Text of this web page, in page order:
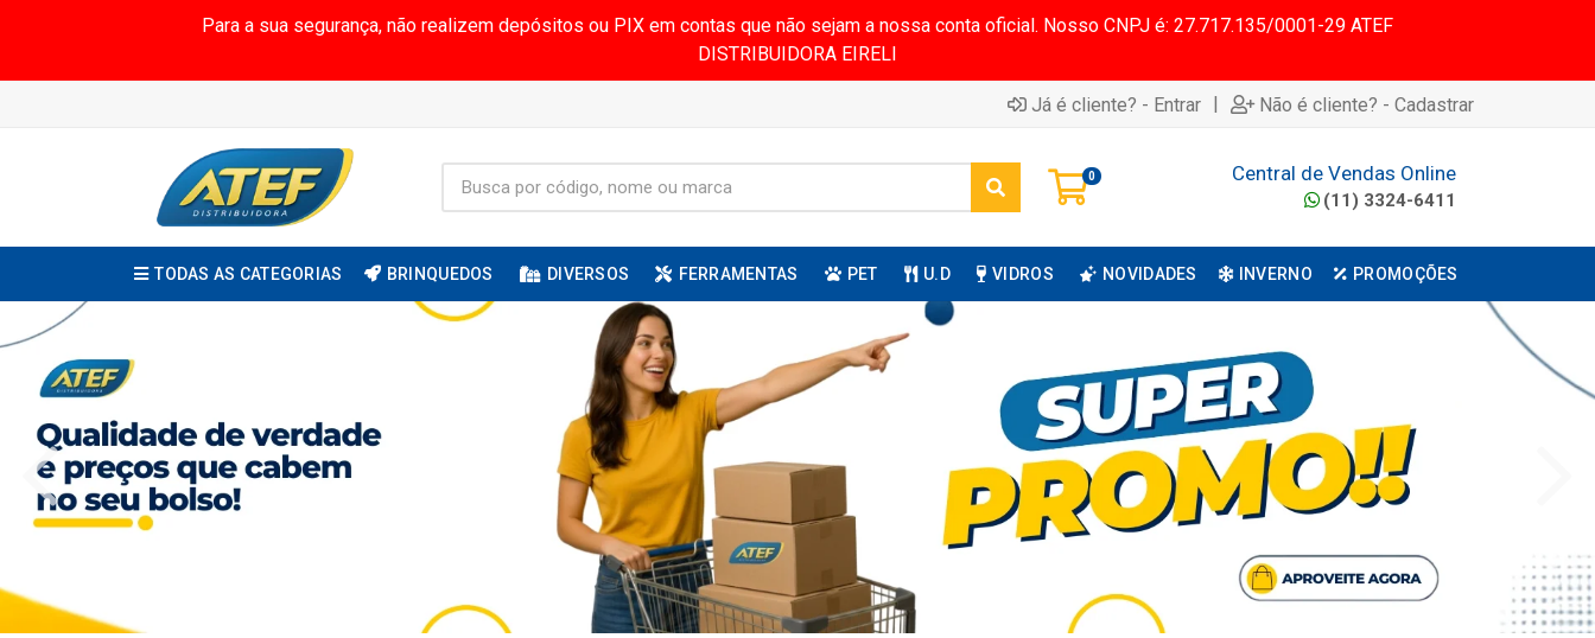
Para a sua segurança, não realizem depósitos ou PIX em contas que não sejam a nossa conta oficial. Nosso CNPJ é: 27.717.135/0001-29 ATEF
DISTRIBUIDORA EIRELI
Já é cliente? - Entrar | Não é cliente? - Cadastrar
0 Central de Vendas Online
(11) 3324-6411
TODAS AS CATEGORIAS BRINQUEDOS DIVERSOS FERRAMENTAS PET U.D VIDROS NOVIDADES INVERNO PROMOÇÕES